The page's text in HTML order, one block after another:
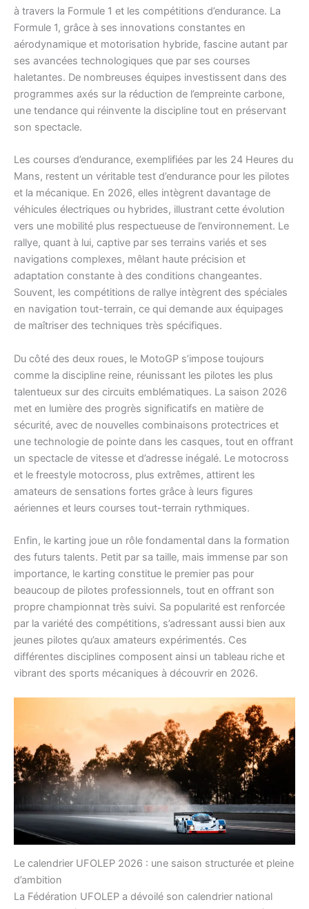
à travers la Formule 1 et les compétitions d’endurance. La
Formule 1, grâce à ses innovations constantes en
aérodynamique et motorisation hybride, fascine autant par
ses avancées technologiques que par ses courses
haletantes. De nombreuses équipes investissent dans des
programmes axés sur la réduction de l’empreinte carbone,
une tendance qui réinvente la discipline tout en préservant
son spectacle.
Les courses d’endurance, exemplifiées par les 24 Heures du
Mans, restent un véritable test d’endurance pour les pilotes
et la mécanique. En 2026, elles intègrent davantage de
véhicules électriques ou hybrides, illustrant cette évolution
vers une mobilité plus respectueuse de l’environnement. Le
rallye, quant à lui, captive par ses terrains variés et ses
navigations complexes, mêlant haute précision et
adaptation constante à des conditions changeantes.
Souvent, les compétitions de rallye intègrent des spéciales
en navigation tout-terrain, ce qui demande aux équipages
de maîtriser des techniques très spécifiques.
Du côté des deux roues, le MotoGP s’impose toujours
comme la discipline reine, réunissant les pilotes les plus
talentueux sur des circuits emblématiques. La saison 2026
met en lumière des progrès significatifs en matière de
sécurité, avec de nouvelles combinaisons protectrices et
une technologie de pointe dans les casques, tout en offrant
un spectacle de vitesse et d’adresse inégalé. Le motocross
et le freestyle motocross, plus extrêmes, attirent les
amateurs de sensations fortes grâce à leurs figures
aériennes et leurs courses tout-terrain rythmiques.
Enfin, le karting joue un rôle fondamental dans la formation
des futurs talents. Petit par sa taille, mais immense par son
importance, le karting constitue le premier pas pour
beaucoup de pilotes professionnels, tout en offrant son
propre championnat très suivi. Sa popularité est renforcée
par la variété des compétitions, s’adressant aussi bien aux
jeunes pilotes qu’aux amateurs expérimentés. Ces
différentes disciplines composent ainsi un tableau riche et
vibrant des sports mécaniques à découvrir en 2026.
Le calendrier UFOLEP 2026 : une saison structurée et pleine
d’ambition
La Fédération UFOLEP a dévoilé son calendrier national